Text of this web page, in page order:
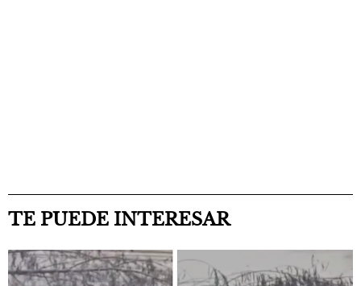
TE PUEDE INTERESAR